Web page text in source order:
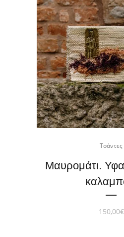
Τσάντες
Μαυρομάτι.
150,00€